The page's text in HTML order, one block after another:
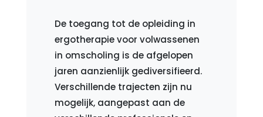
De toegang tot de opleiding in
ergotherapie voor volwassenen
in omscholing is de afgelopen
jaren aanzienlijk gediversifieerd.
Verschillende trajecten zijn nu
mogelijk, aangepast aan de